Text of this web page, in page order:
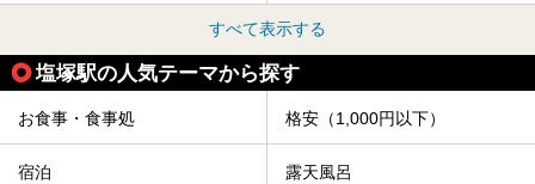
すべて表示する
塩塚駅の人気テーマから探す
お食事・食事処 格安（1,000円以下）
宿泊 露天風呂